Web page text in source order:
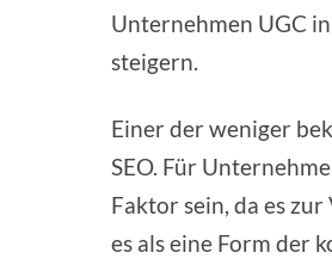
Unternehmen UGC
steigern.
Einer der weniger
SEO. Für
Faktor sein, da es
es als eine Form der